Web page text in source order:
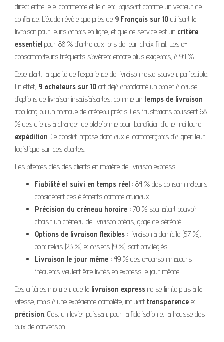
direct entre le e-commerce et le client, agissant comme un vecteur de
confiance. L’étude révèle que près de 9 Français sur 10 utilisent la
livraison pour leurs achats en ligne, et que ce service est un critère
essentiel pour 88 % d’entre eux lors de leur choix final. Les e-
consommateurs fréquents s’avèrent encore plus exigeants, à 94 %.
Cependant, la qualité de l’expérience de livraison reste souvent perfectible.
En effet, 9 acheteurs sur 10 ont déjà abandonné un panier à cause
d’options de livraison insatisfaisantes, comme un temps de livraison
trop long ou un manque de créneau précis. Ces frustrations poussent 68
% des clients à changer de plateforme pour bénéficier d’une meilleure
expédition. Ce constat impose donc aux e-commerçants d’aligner leur
logistique sur ces attentes.
Les attentes clés des clients en matière de livraison express :
Fiabilité et suivi en temps réel : 84 % des consommateurs
considèrent ces éléments comme cruciaux.
Précision du créneau horaire : 70 % souhaitent pouvoir
choisir un créneau de livraison précis, gage de sérénité.
Options de livraison flexibles : livraison à domicile (57 %),
point relais (23 %) et casiers (9 %) sont privilégiés.
Livraison le jour même : 49 % des e-consommateurs
fréquents veulent être livrés en express le jour même.
Ces critères montrent que la livraison express ne se limite plus à la
vitesse, mais à une expérience complète, incluant transparence et
précision. C’est un levier puissant pour la fidélisation et la hausse des
taux de conversion.